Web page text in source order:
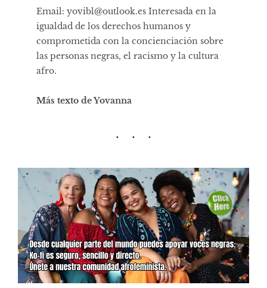
Email:yovibl@outlook.es Interesada en la
igualdad de los derechos humanos y
comprometida con la concienciación sobre
las personas negras, el racismo y la cultura
afro.
Más texto de Yovanna